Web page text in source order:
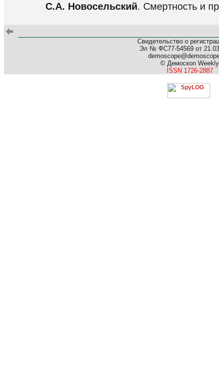
С.А. Новосельский. Смертность и
Свидетельство о
Эл № ФС77-54569 от
© Демоскоп Weekly
ISSN 1726-2887